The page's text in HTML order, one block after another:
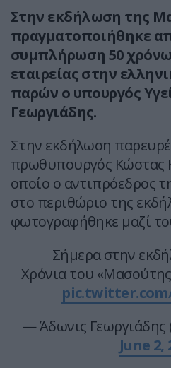
Στην εκδήλωση της
πραγματοποιήθηκε
συμπλήρωση 50
εταιρείας στην
παρών ο υπουργός
Γεωργιάδης.
Στην εκδήλωση
πρωθυπουργός Κώστας
οποίο ο αντιπρόεδρος
στο περιθώριο της
φωτογραφήθηκε μαζί
Σήμερα στην
Χρόνια του
— Άδωνις Γεωργιάδης
June 2,